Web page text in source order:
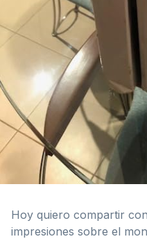
Hoy quiero compartir
impresiones sobre el